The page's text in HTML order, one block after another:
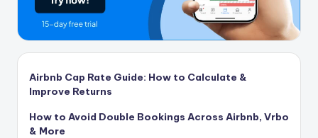
Airbnb Cap Rate Guide: How to Calculate &
Improve Returns
How to Avoid Double Bookings Across Airbnb, Vrbo
& More